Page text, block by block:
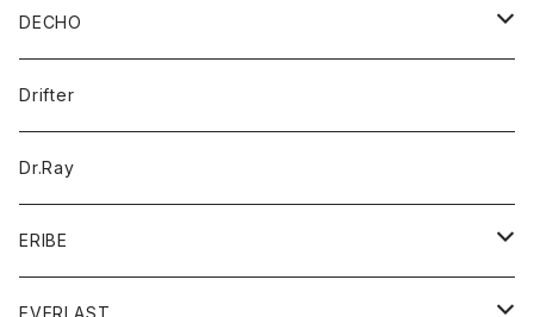
パーカー
カードケース
バッグ
アウター
コート
ジャケット
アクセサリー
バッグ
キッズ
シャツ
Tシャツ
グッズ
帽子
トップス
DECHO
帽子
Drifter
Dr.Ray
ERIBE
ニット
EVERLAST